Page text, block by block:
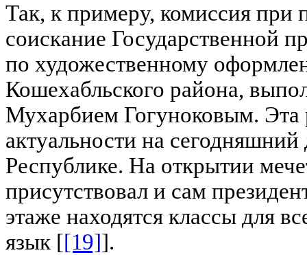
Так, к примеру, комиссия при
соискание Государственной
по художественному
Кошехабльского района,
Мухарбием Гогуноковым. Эта
актуальности на
Республике. На открытии
присутствовал и сам
этаже находятся классы для
язык [[19]].